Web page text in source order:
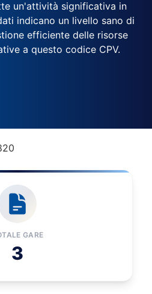
un'attività significativa in
indicano un livello sano di
efficiente delle risorse
a questo codice CPV.
GARE
3